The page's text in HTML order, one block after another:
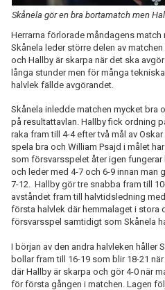
Skånela gör en bra bortamatch men
Herrarna förlorade måndagens match
Skånela leder större delen av
och Hallby är skarpa när det ska
långa stunder men för många
halvlek fällde avgörandet.
Skånela inledde matchen mycket bra
på resultattavlan. Hallby fick ordning
raka fram till 4-4 efter två mål av
spela bra och William Psajd i målet
som försvarsspelet åter igen fungerar
och leder med 4-7 och 6-9 innan man
7-12. Hallby gör tre snabba fram till
avståndet fram till halvtidsledning
första halvlek där hemmalaget i stora
försvarsspel samtidigt som Skånela
I början av den andra halvleken håller
bollar fram till 16-19 som blir 18-21
där Hallby är skarpa och gör 4-0 när
för första gången i matchen. Lagen